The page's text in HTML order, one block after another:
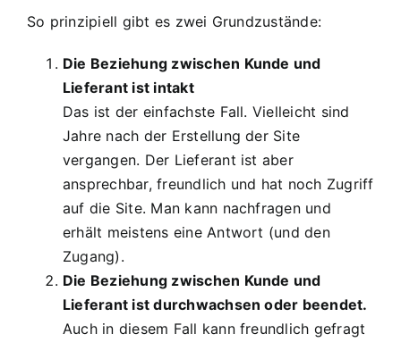
So prinzipiell gibt es zwei Grundzustände:
Die Beziehung zwischen Kunde und
Lieferant ist intakt
Das ist der einfachste Fall. Vielleicht sind
Jahre nach der Erstellung der Site
vergangen. Der Lieferant ist aber
ansprechbar, freundlich und hat noch Zugriff
auf die Site. Man kann nachfragen und
erhält meistens eine Antwort (und den
Zugang).
Die Beziehung zwischen Kunde und
Lieferant ist durchwachsen oder beendet.
Auch in diesem Fall kann freundlich gefragt